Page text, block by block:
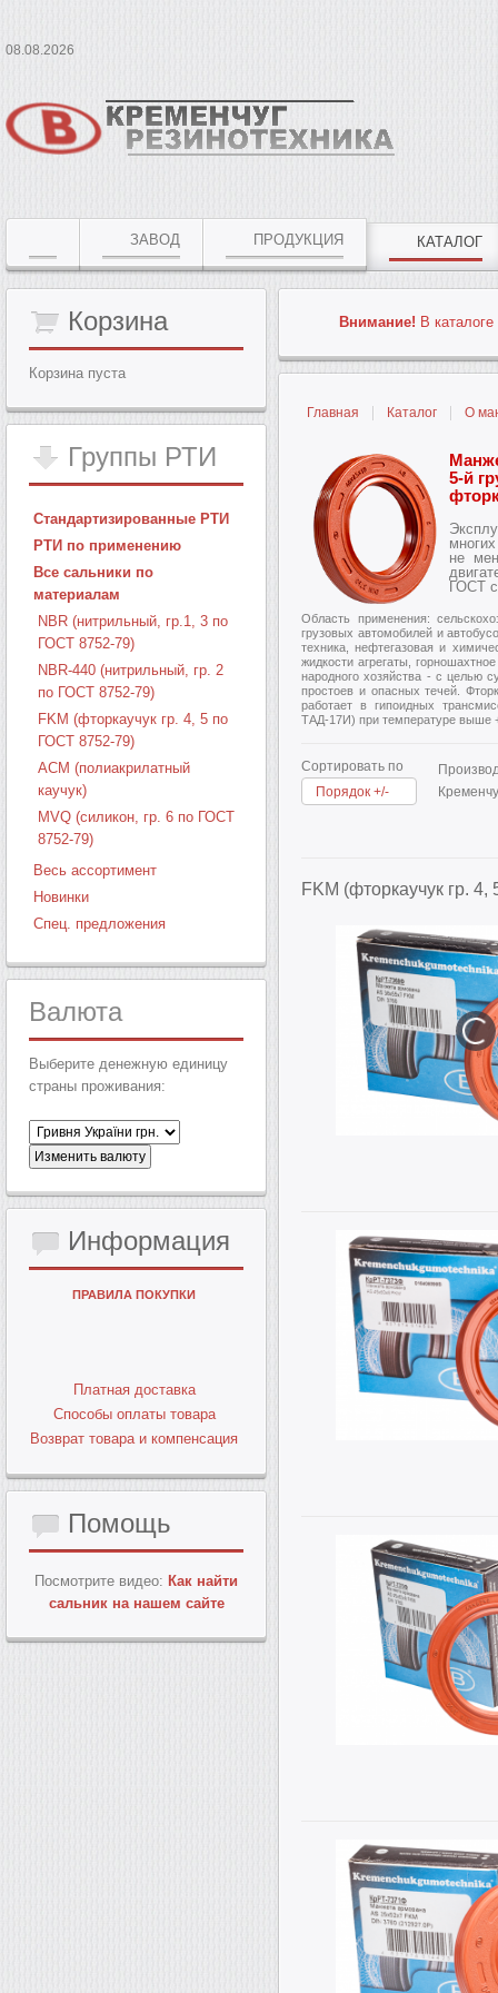
08.08.2026
ЗАВОД ПРОДУКЦИЯ КАТАЛОГ
Внимание! В
Главная Каталог О
5-й
не
ГОСТ
Область применения:
грузовых автомобилей и
техника, нефтегазовая и
жидкости агрегаты,
народного хозяйства - с целью
простоев и опасных течей.
работает в гипоидных
ТАД-17И) при температуре выше
Сортировать по
Порядок +/-
FKM (фторкаучук гр.
Корзина
Корзина пуста
Группы РТИ
Стандартизированные РТИ
РТИ по применению
Все сальники по
материалам
NBR (нитрильный, гр.1, 3 по
ГОСТ 8752-79)
NBR-440 (нитрильный, гр. 2
по ГОСТ 8752-79)
FKM (фторкаучук гр. 4, 5 по
ГОСТ 8752-79)
ACM (полиакрилатный
каучук)
MVQ (силикон, гр. 6 по ГОСТ
8752-79)
Весь ассортимент
Новинки
Спец. предложения
Валюта
Выберите денежную единицу
страны проживания:
Информация
ПРАВИЛА ПОКУПКИ
Платная доставка
Способы оплаты товара
Возврат товара и компенсация
Помощь
Посмотрите видео: Как найти
сальник на нашем сайте